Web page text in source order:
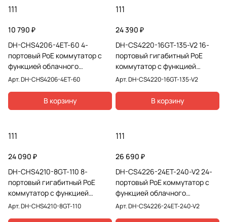
111
10 790 ₽
DH-CHS4206-4ET-60 4-
портовый PoE коммутатор с
функцией облачного
управления
Арт.DH-CHS4206-4ET-60
В корзину
111
24 390 ₽
DH-CS4220-16GT-135-V2 16-
портовый гигабитный PoE
коммутатор с функцией
облачного управления
Арт.DH-CS4220-16GT-135-V2
В корзину
111
24 090 ₽
DH-CHS4210-8GT-110 8-
портовый гигабитный PoE
коммутатор с функцией
облачного управления
Арт.DH-CHS4210-8GT-110
111
26 690 ₽
DH-CS4226-24ET-240-V2 24-
портовый PoE коммутатор с
функцией облачного
управления
Арт.DH-CS4226-24ET-240-V2